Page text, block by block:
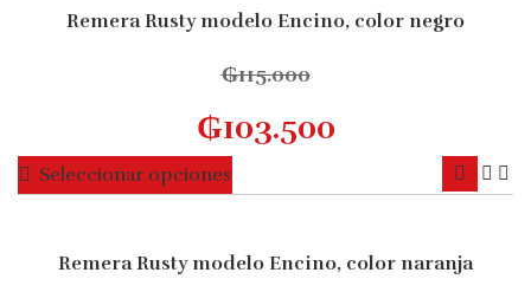
página
producto
múltiples
Las
se
pueden
página
10% OFFRemera Rusty modelo Encino, color negro
₲115.000
₲103.500
Seleccionar opciones
producto
múltiples
10% OFF
Remera Rusty modelo Encino, color naranja